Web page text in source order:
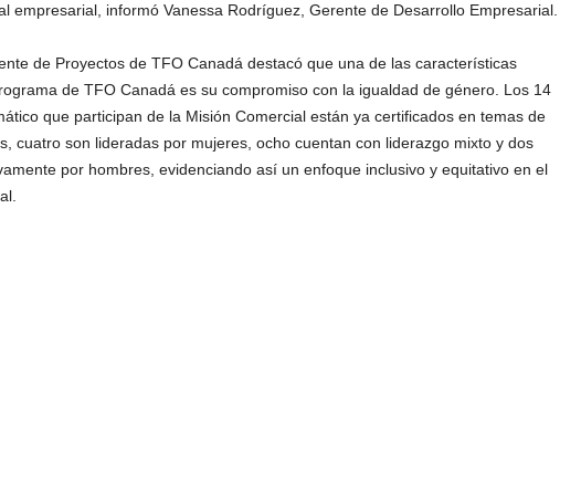
empresarial, informó Vanessa Rodríguez, Gerente de Desarrollo Empresarial.
de Proyectos de TFO Canadá destacó que una de las características
de TFO Canadá es su compromiso con la igualdad de género. Los 14
que participan de la Misión Comercial están ya certificados en temas de
cuatro son lideradas por mujeres, ocho cuentan con liderazgo mixto y dos
por hombres, evidenciando así un enfoque inclusivo y equitativo en el